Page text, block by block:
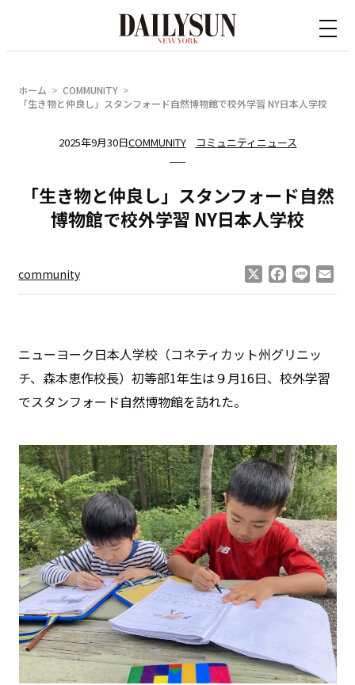
ホーム
COMMUNITY
「生き物と仲良し」スタンフォード自然博物館で校外学習 NY日本人学校
2025年9月30日COMMUNITY コミュニティニュース
「生き物と仲良し」スタンフォード自然
博物館で校外学習 NY日本人学校
community Facebook
Line
ニューヨーク日本人学校（コネティカット州グリニッ
チ、森本恵作校長）初等部1年生は９月16日、校外学習
でスタンフォード自然博物館を訪れた。